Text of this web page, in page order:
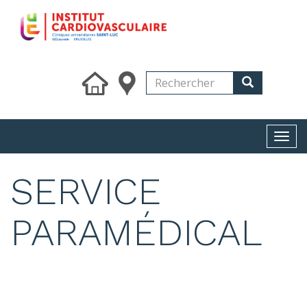
main
Search
Rechercher Rechercher
SERVICE
PARAMÉDICAL